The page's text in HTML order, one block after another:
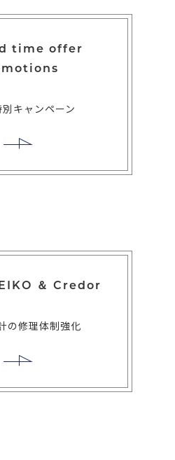
time offer
キャンペーン
＆ Credor
の修理体制強化